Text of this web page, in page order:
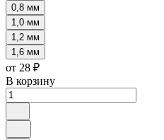
0,8 мм
1,0 мм
1,2 мм
1,6 мм
от 28 ₽
В корзину